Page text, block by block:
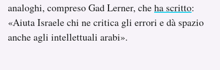
analoghi, compreso Gad Lerner, cheha scritto:
«Aiuta Israele chi ne critica gli errori e dà spazio
anche agli intellettuali arabi».